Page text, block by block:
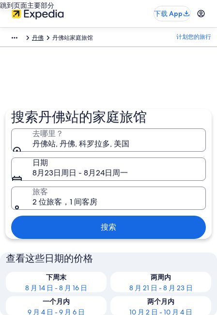
跳到页面主要部分
下载 App
丹佛 丹佛站家庭旅馆 计划您的旅行
搜索丹佛站的家庭旅馆
去哪里？
丹佛站, 丹佛, 科罗拉多, 美国
日期
8月23日周日 - 8月24日周一
旅客
2 位旅客，1 间客房
搜索
查看这些日期的价格
下周末
8 月 14 日 - 8 月 16 日
两周内
8 月 21 日 - 8 月 23 日
一个月内
9 月 4 日 - 9 月 6 日
两个月内
10 月 2 日 - 10 月 4 日